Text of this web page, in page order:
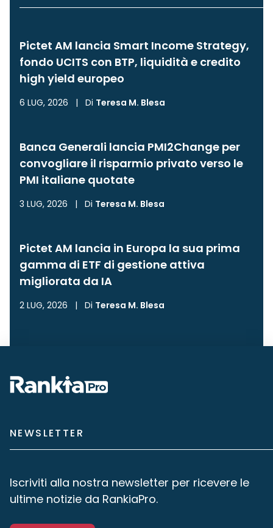
Pictet AM lancia Smart Income Strategy,
fondo UCITS con BTP, liquidità e credito
high yield europeo
6 LUG, 2026 | Di Teresa M. Blesa
Banca Generali lancia PMI2Change per
convogliare il risparmio privato verso le
PMI italiane quotate
3 LUG, 2026 | Di Teresa M. Blesa
Pictet AM lancia in Europa la sua prima
gamma di ETF di gestione attiva
migliorata da IA
2 LUG, 2026 | Di Teresa M. Blesa
NEWSLETTER
Iscriviti alla nostra newsletter per ricevere le
ultime notizie da RankiaPro.